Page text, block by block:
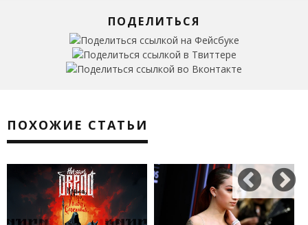
ПОДЕЛИТЬСЯ
ПОХОЖИЕ СТАТЬИ